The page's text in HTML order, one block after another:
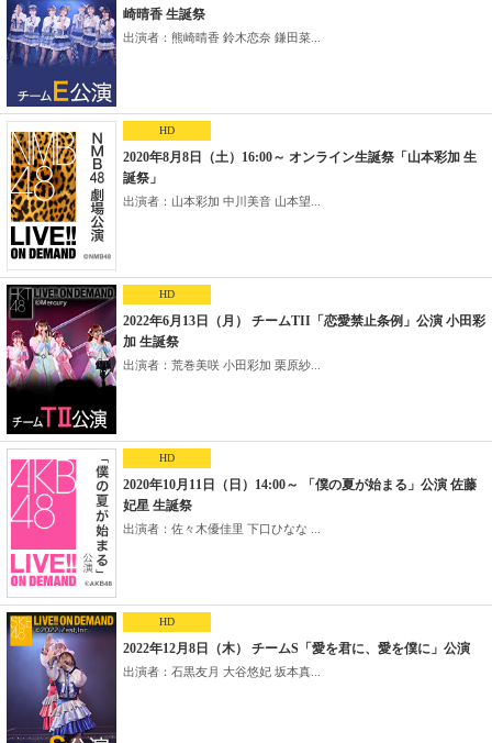
崎晴香 生誕祭
出演者：熊崎晴香 鈴木恋奈 鎌田菜...
HD
2020年8月8日（土）16:00～ オンライン生誕祭「山本彩加 生
誕祭」
出演者：山本彩加 中川美音 山本望...
HD
2022年6月13日（月） チームTII「恋愛禁止条例」公演 小田彩
加 生誕祭
出演者：荒巻美咲 小田彩加 栗原紗...
HD
2020年10月11日（日）14:00～ 「僕の夏が始まる」公演 佐藤
妃星 生誕祭
出演者：佐々木優佳里 下口ひなな ...
HD
2022年12月8日（木） チームS「愛を君に、愛を僕に」公演
出演者：石黒友月 大谷悠妃 坂本真...